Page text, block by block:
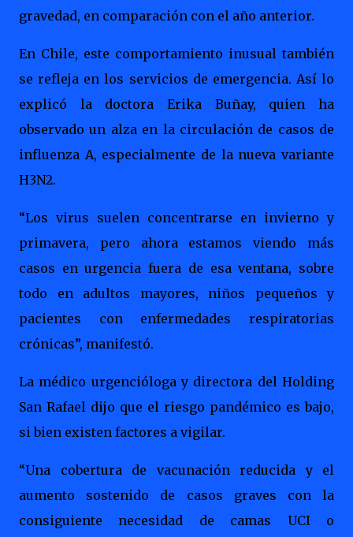
gravedad, en comparación con el año anterior.
En Chile, este comportamiento inusual también
se refleja en los servicios de emergencia. Así lo
explicó la doctora Erika Buñay, quien ha
observado un alza en la circulación de casos de
influenza A, especialmente de la nueva variante
H3N2.
“Los virus suelen concentrarse en invierno y
primavera, pero ahora estamos viendo más
casos en urgencia fuera de esa ventana, sobre
todo en adultos mayores, niños pequeños y
pacientes con enfermedades respiratorias
crónicas”, manifestó.
La médico urgencióloga y directora del Holding
San Rafael dijo que el riesgo pandémico es bajo,
si bien existen factores a vigilar.
“Una cobertura de vacunación reducida y el
aumento sostenido de casos graves con la
consiguiente necesidad de camas UCI o